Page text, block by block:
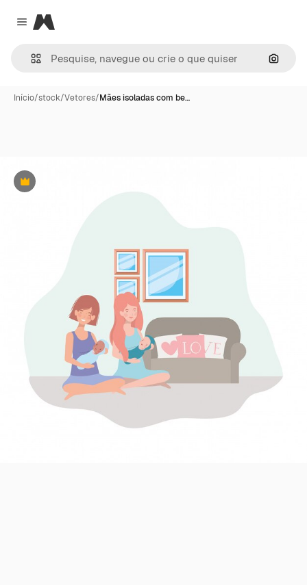
Close menu
Magnific
Início/stock/Vetores/Mães isoladas com be…
Premium